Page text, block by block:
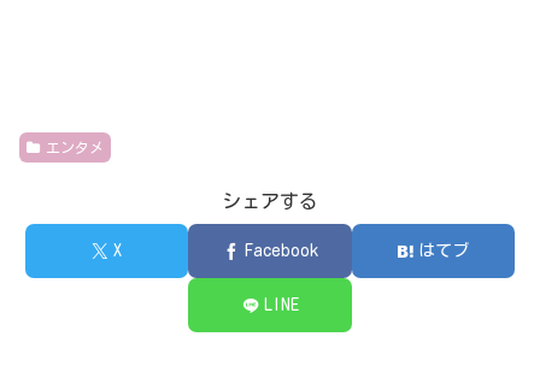
エンタメ
シェアする
X Facebook はてブ
LINE